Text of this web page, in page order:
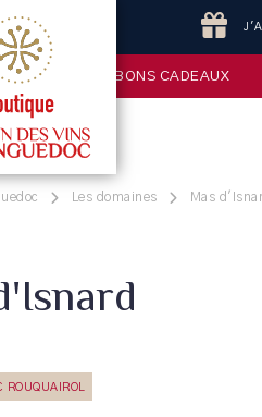
BONS CADEAUX
Les domaines Mas
ROUQUAIROL